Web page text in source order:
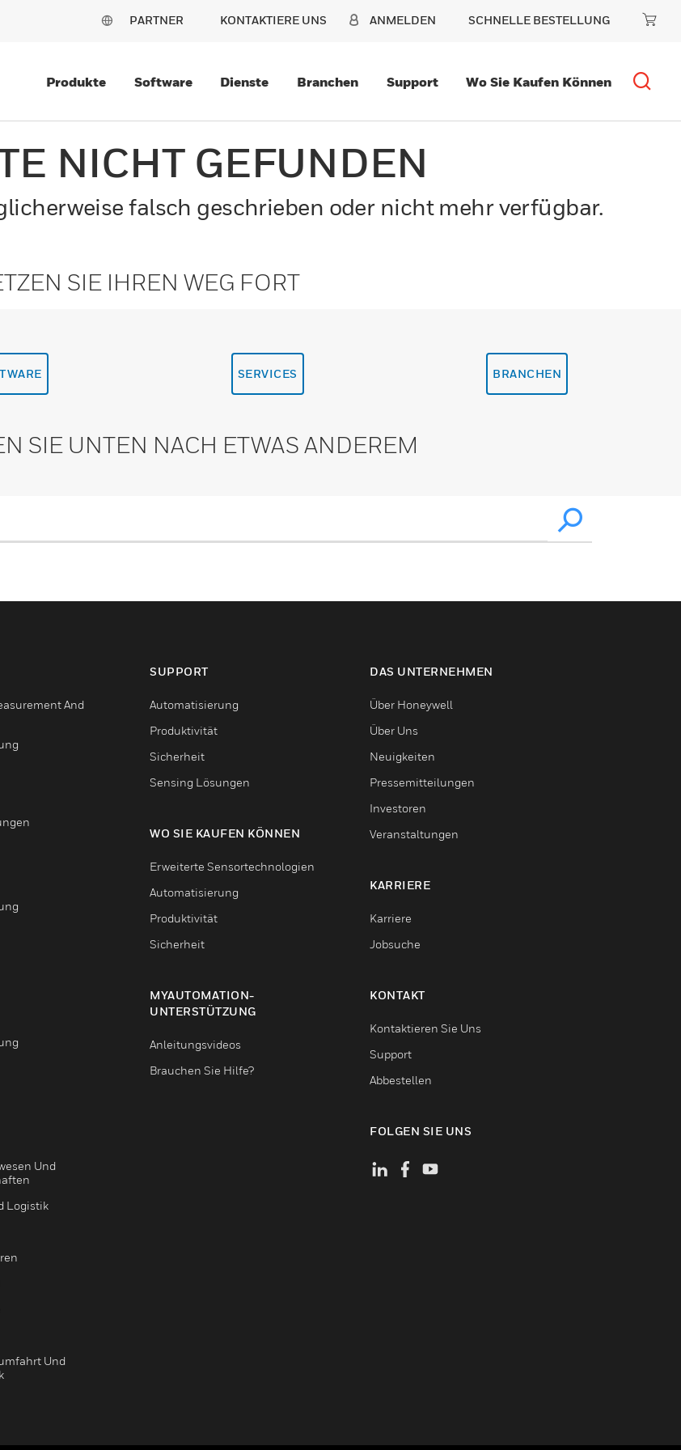
PARTNER KONTAKTIERE UNS ANMELDEN SCHNELLE BESTELLUNG
Produkte Software Dienste Branchen Support Wo Sie Kaufen Können
NICHT GEFUNDEN
falsch geschrieben oder nicht mehr verfügbar.
SIE IHREN WEG FORT
SERVICES BRANCHEN
SIE UNTEN NACH ETWAS ANDEREM
And
Und
Logistik
Und
SUPPORT
Automatisierung
Produktivität
Sicherheit
Sensing Lösungen
WO SIE KAUFEN KÖNNEN
Erweiterte Sensortechnologien
Automatisierung
Produktivität
Sicherheit
MYAUTOMATION-
UNTERSTÜTZUNG
Anleitungsvideos
Brauchen Sie Hilfe?
DAS UNTERNEHMEN
Über Honeywell
Über Uns
Neuigkeiten
Pressemitteilungen
Investoren
Veranstaltungen
KARRIERE
Karriere
Jobsuche
KONTAKT
Kontaktieren Sie Uns
Support
Abbestellen
FOLGEN SIE UNS